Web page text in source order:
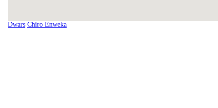
Dwars Chiro Enweka